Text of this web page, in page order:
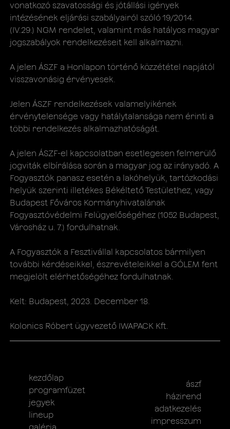
vonatkozó szavatossági és jótállási igények
intézésének eljárási szabályairól szóló 19/2014.
(IV.29.) NGM rendelet, valamint más hatályos magyar
jogszabályok rendelkezéseit kell alkalmazni.
A jelen ÁSZF a Honlapon történő közzététel napjától
visszavonásig érvényesek.
Jelen ÁSZF rendelkezések valamelyikének
érvénytelensége vagy hatálytalansága nem érinti a
többi rendelkezés alkalmazhatóságát.
A jelen ÁSZF-el kapcsolatban esetlegesen felmerülő
jogviták elbírálása során a magyar jog az irányadó. A
Fogyasztók panasz esetén a lakóhelyük, tartózkodási
helyük szerinti illetékes Békéltető Testülethez, vagy
Budapest Főváros Kormányhivatalának
Fogyasztóvédelmi Felügyelőségéhez (1052 Budapest,
Városház u. 7.) fordulhatnak.
A Fogyasztók a Fesztivállal kapcsolatos bármilyen
további kérdéseikkel, észrevételeikkel a GÓLEM fent
megjelölt elérhetőségéhez fordulhatnak.
Kelt: Budapest, 2023. December 18.
Kolonics Róbert ügyvezető IWAPACK Kft.
kezdőlap
programfüzet
jegyek
lineup
ászf
házirend
adatkezelés
impresszum